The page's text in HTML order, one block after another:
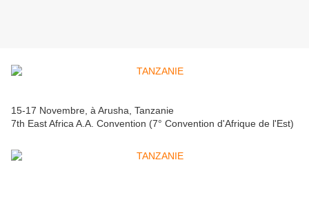
15-17 Novembre, à Arusha, Tanzanie
7th East Africa A.A. Convention (7° Convention d'Afrique de l'Est)